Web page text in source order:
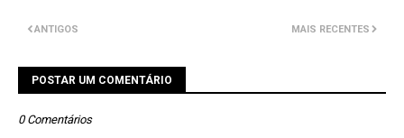
MAIS RECENTES
ANTIGOS
POSTAR UM COMENTÁRIO
0 Comentários